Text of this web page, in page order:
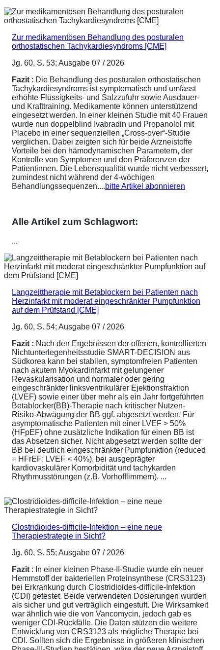
Zur medikamentösen Behandlung des posturalen
orthostatischen Tachykardiesyndroms [CME]
Jg. 60, S. 53; Ausgabe 07 / 2026
Fazit : Die Behandlung des posturalen orthostatischen
Tachykardiesyndroms ist symptomatisch und umfasst
erhöhte Flüssigkeits- und Salzzufuhr sowie Ausdauer-
und Krafttraining. Medikamente können unterstützend
eingesetzt werden. In einer kleinen Studie mit 40 Frauen
wurde nun doppelblind Ivabradin und Propanolol mit
Placebo in einer sequenziellen „Cross-over“-Studie
verglichen. Dabei zeigten sich für beide Arzneistoffe
Vorteile bei den hämodynamischen Parametern, der
Kontrolle von Symptomen und den Präferenzen der
Patientinnen. Die Lebensqualität wurde nicht verbessert,
zumindest nicht während der 4-wöchigen
Behandlungssequenzen....bitte Artikel abonnieren
Alle Artikel zum Schlagwort:
...
Langzeittherapie mit Betablockern bei Patienten nach
Herzinfarkt mit moderat eingeschränkter Pumpfunktion
auf dem Prüfstand [CME]
Jg. 60, S. 54; Ausgabe 07 / 2026
Fazit : Nach den Ergebnissen der offenen, kontrollierten
Nichtunterlegenheitsstudie SMART-DECISION aus
Südkorea kann bei stabilen, symptomfreien Patienten
nach akutem Myokardinfarkt mit gelungener
Revaskularisation und normaler oder gering
eingeschränkter linksventrikulärer Ejektionsfraktion
(LVEF) sowie einer über mehr als ein Jahr fortgeführten
Betablocker(BB)-Therapie nach kritischer Nutzen-
Risiko-Abwägung der BB ggf. abgesetzt werden. Für
asymptomatische Patienten mit einer LVEF > 50%
(HFpEF) ohne zusätzliche Indikation für einen BB ist
das Absetzen sicher. Nicht abgesetzt werden sollte der
BB bei deutlich eingeschränkter Pumpfunktion (reduced
= HFrEF; LVEF < 40%), bei ausgeprägter
kardiovaskulärer Komorbidität und tachykarden
Rhythmusstörungen (z.B. Vorhofflimmern). ...
Clostridioides-difficile-Infektion – eine neue
Therapiestrategie in Sicht?
Jg. 60, S. 55; Ausgabe 07 / 2026
Fazit : In einer kleinen Phase-II-Studie wurde ein neuer
Hemmstoff der bakteriellen Proteinsynthese (CRS3123)
bei Erkrankung durch Clostridioides-difficile-Infektion
(CDI) getestet. Beide verwendeten Dosierungen wurden
als sicher und gut verträglich eingestuft. Die Wirksamkeit
war ähnlich wie die von Vancomycin, jedoch gab es
weniger CDI-Rückfälle. Die Daten stützen die weitere
Entwicklung von CRS3123 als mögliche Therapie bei
CDI. Sollten sich die Ergebnisse in größeren klinischen